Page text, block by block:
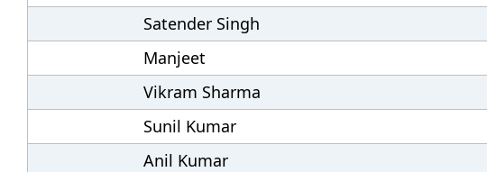
Satender Singh
Manjeet
Vikram Sharma
Sunil Kumar
Anil Kumar